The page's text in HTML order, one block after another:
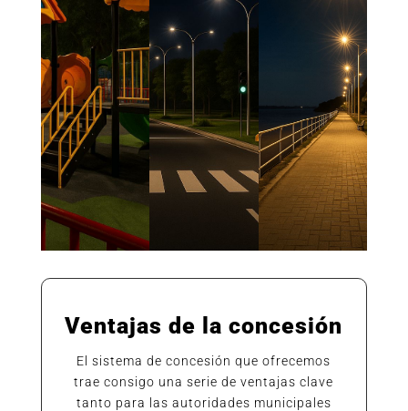
Ventajas de la concesión
El sistema de concesión que ofrecemos
trae consigo una serie de ventajas clave
tanto para las autoridades municipales